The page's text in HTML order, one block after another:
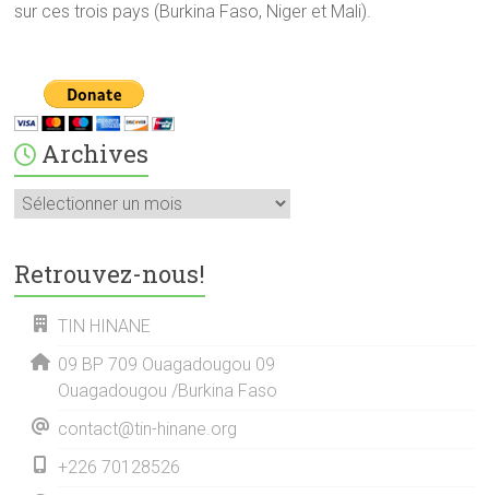
sur ces trois pays (Burkina Faso, Niger et Mali).
Archives
Archives
Retrouvez-nous!
TIN HINANE
09 BP 709 Ouagadougou 09
Ouagadougou /Burkina Faso
contact@tin-hinane.org
+226 70128526